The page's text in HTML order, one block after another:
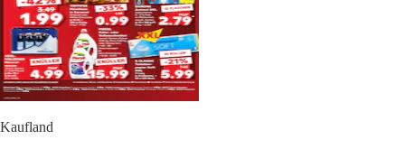
Kaufland